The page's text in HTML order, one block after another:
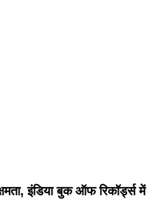
इंडिया बुक ऑफ रिकॉर्ड्स में